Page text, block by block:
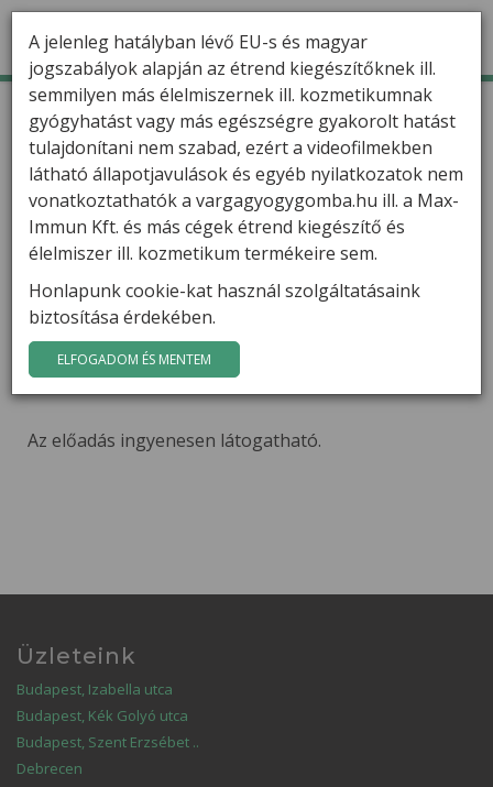
TERMÉKEK
HÍREK
VARGA GÁBOR
FILMEK
GYÓGYGOMBÁK
KAPCSOLAT
Kezdőlap
Hírek
Varga Gábor gyógygomba kutató előadást tart
Kaposváron
Varga Gábor gyógygomba
kutató előadást tart
Kaposváron
Varga Gábor hatóanyag-kutató ELŐADÁST tart
KAPOSVÁRON
2013. január 19-én, 15 órától
Kultúrpalotában (Noszlopy G. u. 5-7).
Az előadás ingyenesen látogatható.
Üzleteink
Budapest, Izabella utca
Budapest, Kék Golyó utca
Budapest, Szent Erzsébet ..
Debrecen
A jelenleg hatályban lévő EU-s és magyar
jogszabályok alapján az étrend kiegészítőknek ill.
semmilyen más élelmiszernek ill. kozmetikumnak
gyógyhatást vagy más egészségre gyakorolt hatást
tulajdonítani nem szabad, ezért a videofilmekben
látható állapotjavulások és egyéb nyilatkozatok nem
vonatkoztathatók a vargagyogygomba.hu ill. a Max-
Immun Kft. és más cégek étrend kiegészítő és
élelmiszer ill. kozmetikum termékeire sem.
Honlapunk cookie-kat használ szolgáltatásaink
biztosítása érdekében.
ELFOGADOM ÉS MENTEM